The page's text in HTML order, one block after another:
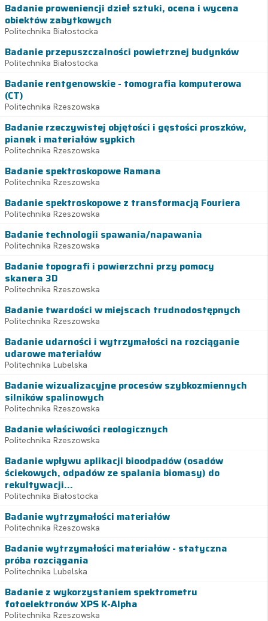
Badanie proweniencji dzieł sztuki, ocena i wycena
obiektów zabytkowych
Politechnika Białostocka
Badanie przepuszczalności powietrznej budynków
Politechnika Białostocka
Badanie rentgenowskie - tomografia komputerowa
(CT)
Politechnika Rzeszowska
Badanie rzeczywistej objętości i gęstości proszków,
pianek i materiałów sypkich
Politechnika Rzeszowska
Badanie spektroskopowe Ramana
Politechnika Rzeszowska
Badanie spektroskopowe z transformacją Fouriera
Politechnika Rzeszowska
Badanie technologii spawania/napawania
Politechnika Rzeszowska
Badanie topografi i powierzchni przy pomocy
skanera 3D
Politechnika Rzeszowska
Badanie twardości w miejscach trudnodostępnych
Politechnika Rzeszowska
Badanie udarności i wytrzymałości na rozciąganie
udarowe materiałów
Politechnika Lubelska
Badanie wizualizacyjne procesów szybkozmiennych
silników spalinowych
Politechnika Rzeszowska
Badanie właściwości reologicznych
Politechnika Rzeszowska
Badanie wpływu aplikacji bioodpadów (osadów
ściekowych, odpadów ze spalania biomasy) do
rekultywacji...
Politechnika Białostocka
Badanie wytrzymałości materiałów
Politechnika Rzeszowska
Badanie wytrzymałości materiałów - statyczna
próba rozciągania
Politechnika Lubelska
Badanie z wykorzystaniem spektrometru
fotoelektronów XPS K-Alpha
Politechnika Rzeszowska